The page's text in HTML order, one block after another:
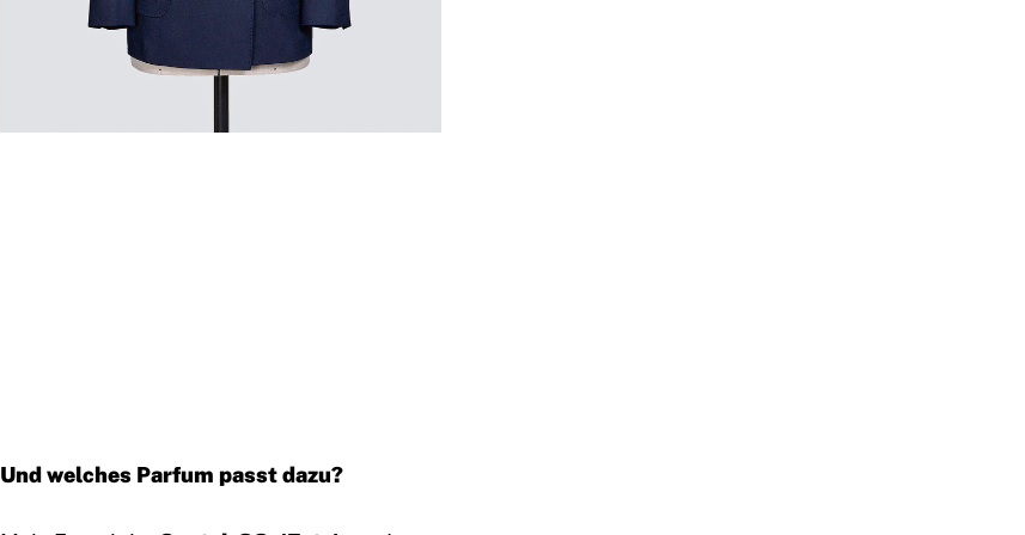
Und welches Parfum passt dazu?